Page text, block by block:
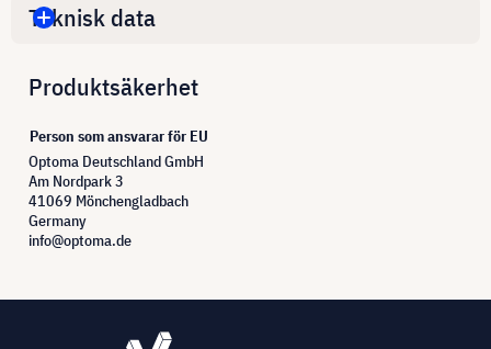
Teknisk data
Produktsäkerhet
Person som ansvarar för EU
Optoma Deutschland GmbH
Am Nordpark 3
41069 Mönchengladbach
Germany
info@optoma.de